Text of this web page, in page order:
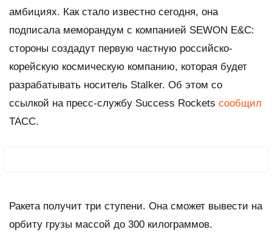
амбициях. Как стало известно сегодня, она
подписала меморандум с компанией SEWON E&C:
стороны создадут первую частную российско-
корейскую космическую компанию, которая будет
разрабатывать носитель Stalker. Об этом со
ссылкой на пресс-службу Success Rockets сообщил
ТАСС.
Ракета получит три ступени. Она сможет вывести на
орбиту грузы массой до 300 килограммов.